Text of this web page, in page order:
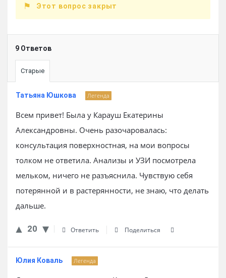
Этот вопрос закрыт
9 Ответов
Старые
Татьяна Юшкова Легенда
Всем привет! Была у Карауш Екатерины
Александровны. Очень разочаровалась:
консультация поверхностная, на мои вопросы
толком не ответила. Анализы и УЗИ посмотрела
мельком, ничего не разъяснила. Чувствую себя
потерянной и в растерянности, не знаю, что делать
дальше.
20 Ответить Поделиться
Юлия Коваль Легенда